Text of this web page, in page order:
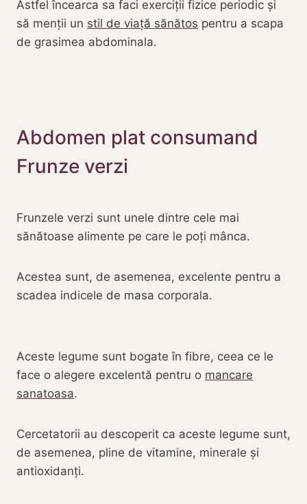
Astfel încearca sa faci exerciții fizice periodic și
să menții un stil de viață sănătos pentru a scapa
de grasimea abdominala.
Abdomen plat consumand
Frunze verzi
Frunzele verzi sunt unele dintre cele mai
sănătoase alimente pe care le poți mânca.
Acestea sunt, de asemenea, excelente pentru a
scadea indicele de masa corporala.
Aceste legume sunt bogate în fibre, ceea ce le
face o alegere excelentă pentru o mancare
sanatoasa.
Cercetatorii au descoperit ca aceste legume sunt,
de asemenea, pline de vitamine, minerale și
antioxidanți.